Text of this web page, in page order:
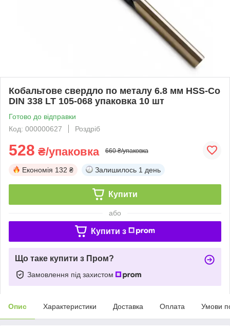
Кобальтове свердло по металу 6.8 мм HSS-Co
DIN 338 LT 105-068 упаковка 10 шт
Готово до відправки
Код: 000000627
Роздріб
528 ₴/упаковка 660 ₴/упаковка
Економія 132 ₴ Залишилось 1 день
Купити
або
Купити з
Що таке купити з Пром?
Замовлення під захистом
Опис Характеристики Доставка Оплата Умови